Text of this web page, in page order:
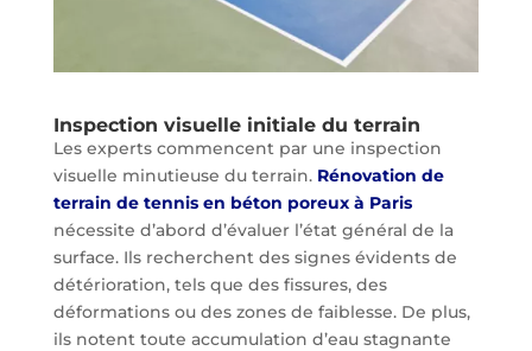
Inspection visuelle initiale du terrain
Les experts commencent par une inspection
visuelle minutieuse du terrain. Rénovation de
terrain de tennis en béton poreux à Paris
nécessite d’abord d’évaluer l’état général de la
surface. Ils recherchent des signes évidents de
détérioration, tels que des fissures, des
déformations ou des zones de faiblesse. De plus,
ils notent toute accumulation d’eau stagnante